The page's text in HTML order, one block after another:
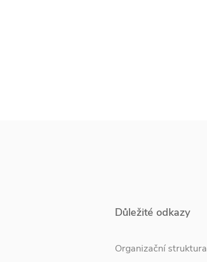
Důležité odkazy
Organizační struktura